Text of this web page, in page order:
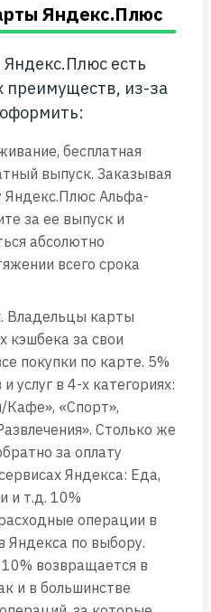
Яндекс.Плюс
есть
преимуществ, из-за
бесплатная
выпуск. Заказывая
Яндекс.Плюс Альфа-
за ее выпуск и
абсолютно
всего срока
Владельцы карты
кэшбека за свои
покупки по карте. 5%
услуг в 4-х категориях:
«Спорт»,
Столько же
за оплату
Яндекса: Еда,
и т.д. 10%
операции в
Яндекса по выбору.
возвращается в
и в большинстве